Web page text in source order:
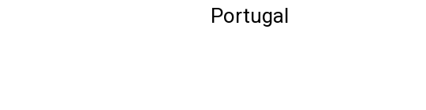
Portugal